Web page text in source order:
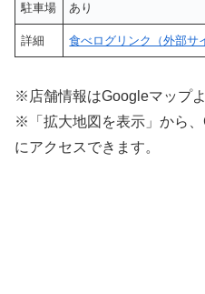
駐車場 あり
詳細 食べログリンク（外部サ
※店舗情報はGoogleマップ
※「拡大地図を表示」から
にアクセスできます。